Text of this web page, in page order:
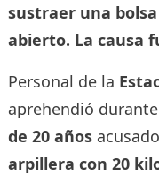
sustraer una
abierto. La causa
Personal de la
aprehendió
de 20 años
arpillera con 20